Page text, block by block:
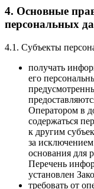
4. Основные
персональных
4.1. Субъекты
получать
его
Оператором в
содержаться
к другим
за
основания для
Перечень
установлен
требовать от